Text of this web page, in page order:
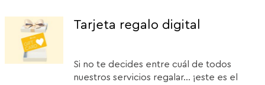
Tarjeta regalo digital
Si no te decides entre cuál de todos
nuestros servicios regalar... ¡este es el